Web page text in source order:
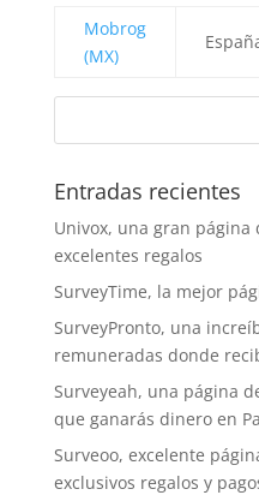
Mobrog
(MX)
Entradas recientes
Univox, una gran página
excelentes regalos
SurveyTime, la mejor
SurveyPronto, una
remuneradas donde
Surveyeah, una página
que ganarás dinero en
Surveoo, excelente
exclusivos regalos y